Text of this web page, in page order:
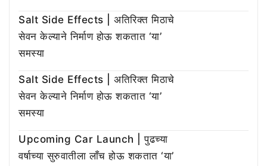
Salt Side Effects | अतिरिक्त मिठाचे
सेवन केल्याने निर्माण होऊ शकतात ‘या’
समस्या
Salt Side Effects | अतिरिक्त मिठाचे
सेवन केल्याने निर्माण होऊ शकतात ‘या’
समस्या
Upcoming Car Launch | पुढच्या
वर्षाच्या सुरुवातीला लाँच होऊ शकतात ‘या’